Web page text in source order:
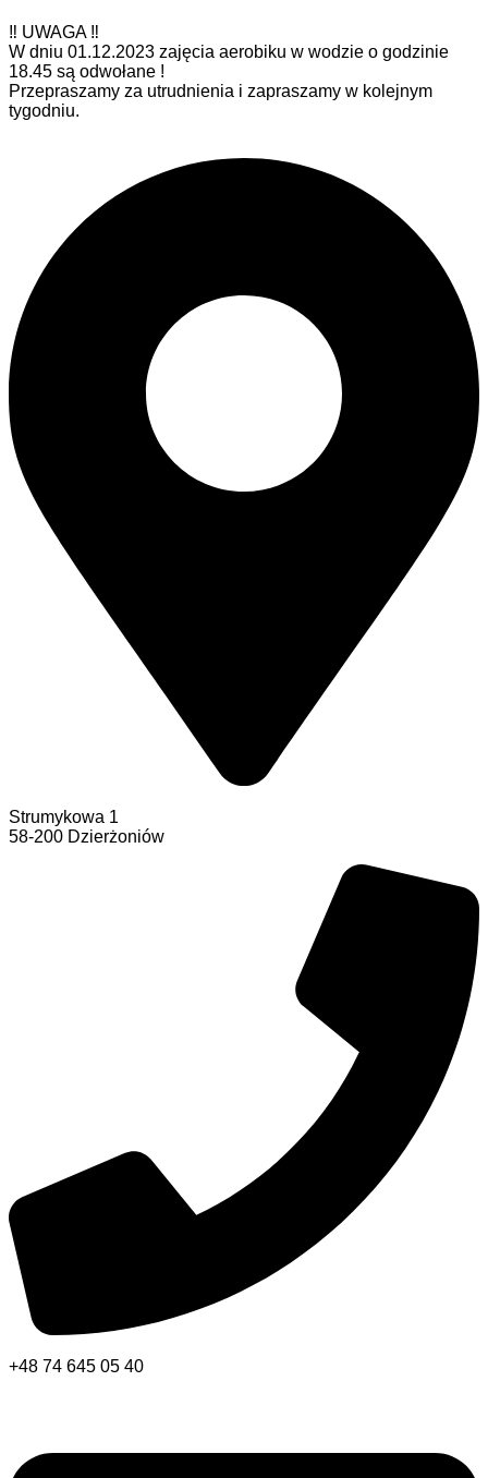
‼ UWAGA ‼
W dniu 01.12.2023 zajęcia aerobiku w wodzie o godzinie
18.45 są odwołane !
Przepraszamy za utrudnienia i zapraszamy w kolejnym
tygodniu.
Strumykowa 1
58-200 Dzierżoniów
+48 74 645 05 40